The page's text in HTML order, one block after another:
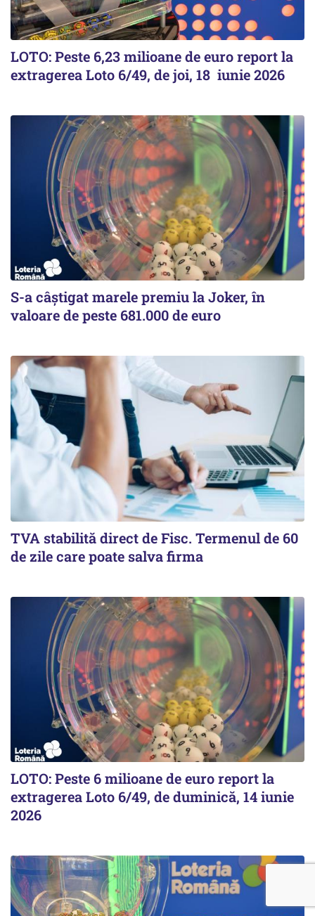
LOTO: Peste 6,23 milioane de euro report la
extragerea Loto 6/49, de joi, 18 iunie 2026
S-a câștigat marele premiu la Joker, în
valoare de peste 681.000 de euro
TVA stabilită direct de Fisc. Termenul de 60
de zile care poate salva firma
LOTO: Peste 6 milioane de euro report la
extragerea Loto 6/49, de duminică, 14 iunie
2026